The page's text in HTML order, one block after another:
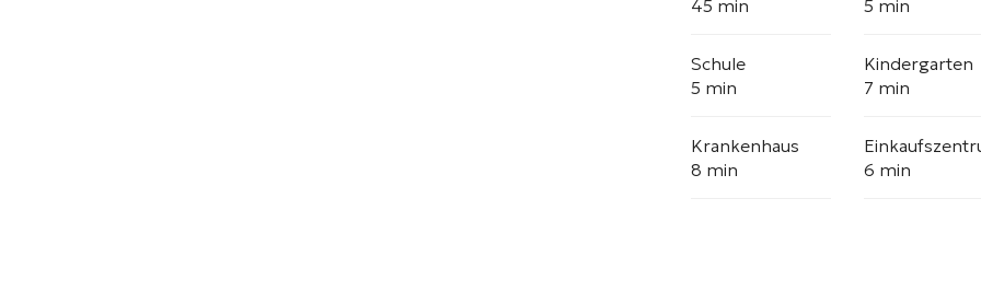
45 min
5 min
Schule
5 min
Kindergarten
7 min
Krankenhaus
8 min
6 min